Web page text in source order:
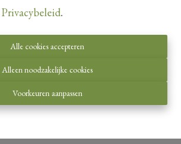
Privacybeleid.
Alle cookies accepteren
Alleen noodzakelijke cookies
Voorkeuren aanpassen
autoriteit:
Vastgoedmakelaars,
16 B te 1000 Brussel.
dedeontologische code van het
-Disclaimer